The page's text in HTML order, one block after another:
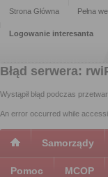
Strona Główna Pełna
Logowanie interesanta
Błąd serwera:
Wystąpił błąd podczas
An error occurred while
Samorządy
Pomoc MCOP